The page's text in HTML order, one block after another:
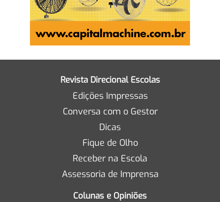
Revista Direcional Escolas
Edições Impressas
Conversa com o Gestor
Dicas
Fique de Olho
Receber na Escola
Assessoria de Imprensa
Colunas e Opiniões